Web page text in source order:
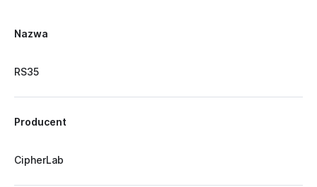
Nazwa
RS35
Producent
CipherLab